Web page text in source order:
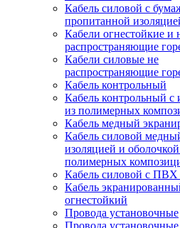
Кабель силовой с
пропитанной
Кабели огнестойкие и
распространяющие
Кабели силовые не
распространяющие
Кабель контрольный
Кабель контрольный с
из полимерных
Кабель медный
Кабель силовой
изоляцией и
полимерных
Кабель силовой с ПВХ
Кабель
огнестойкий
Провода установочные
Провода